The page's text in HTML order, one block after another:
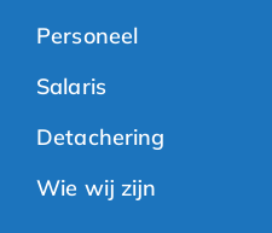
Personeel
Salaris
Detachering
Wie wij zijn